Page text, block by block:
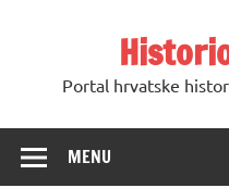
Portal hrvatske
MENU